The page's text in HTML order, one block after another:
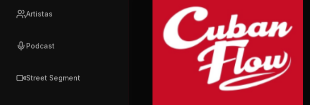
Artistas
Podcast
Street Segment